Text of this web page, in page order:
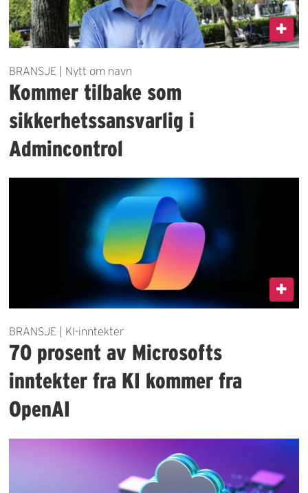
BRANSJE | Nytt om navn
Kommer tilbake som
sikkerhetssansvarlig i
Admincontrol
BRANSJE | KI-inntekter
70 prosent av Microsofts
inntekter fra KI kommer fra
OpenAI